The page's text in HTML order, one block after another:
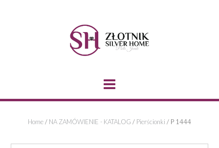
Home/ NA ZAMÓWIENIE - KATALOG / Pierścionki / P 1444